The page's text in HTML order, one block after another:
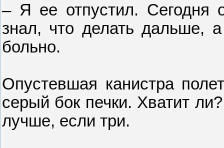
– Я ее отпустил. Сегодня
знал, что делать дальше,
больно.
Опустевшая канистра
серый бок печки. Хватит
лучше, если три.